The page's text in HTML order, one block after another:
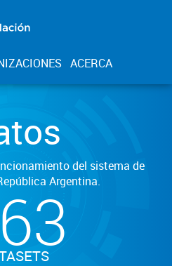
ACERCA
del sistema de
Argentina.